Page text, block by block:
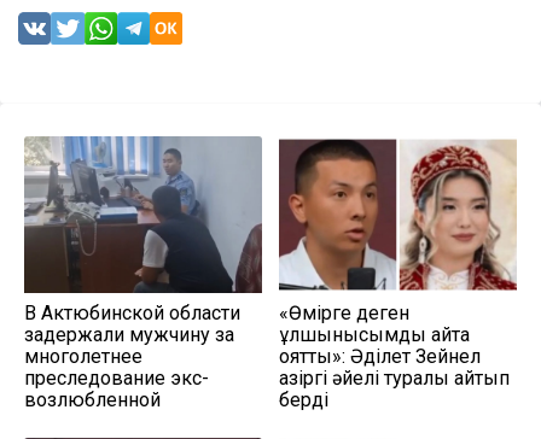
В Актюбинской области
задержали мужчину за
многолетнее
преследование экс-
возлюбленной
«Өмірге деген
құлшынысымды қайта
оятты»: Әділет Зейнел
қазіргі әйелі туралы айтып
берді